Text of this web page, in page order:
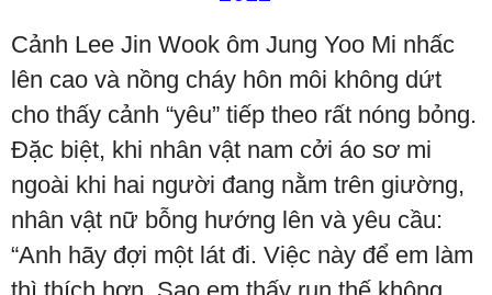
Cảnh Lee Jin Wook ôm Jung Yoo Mi nhấc
lên cao và nồng cháy hôn môi không dứt
cho thấy cảnh “yêu” tiếp theo rất nóng bỏng.
Đặc biệt, khi nhân vật nam cởi áo sơ mi
ngoài khi hai người đang nằm trên giường,
nhân vật nữ bỗng hướng lên và yêu cầu:
“Anh hãy đợi một lát đi. Việc này để em làm